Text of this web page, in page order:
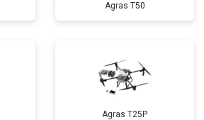
Agras T50
Agras T25P